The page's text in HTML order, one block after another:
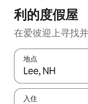
利的度假屋
在爱彼迎上寻找
地点
如有搜索结果，
入住